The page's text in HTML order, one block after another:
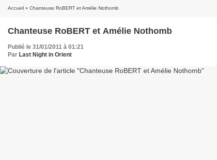
Accueil » Chanteuse RoBERT et Amélie Nothomb
Chanteuse RoBERT et Amélie Nothomb
Publié le 31/01/2011 à 01:21
Par Last Night in Orient